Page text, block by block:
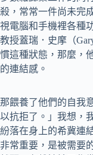
殺，常常一件尚未完
視電腦和手機裡各種
教授蓋瑞．史摩（
慣這種狀態，那麼，
的連結感。
那餵養了他們的自我
以抗拒了。」我想，
紛落在身上的希冀連
非常重要，是被需要